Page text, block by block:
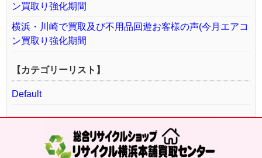
ン買取り強化期間
横浜・川崎で買取及び不用品回遊お客様の声(今月エアコ
ン買取り強化期間
【カテゴリーリスト】
Default